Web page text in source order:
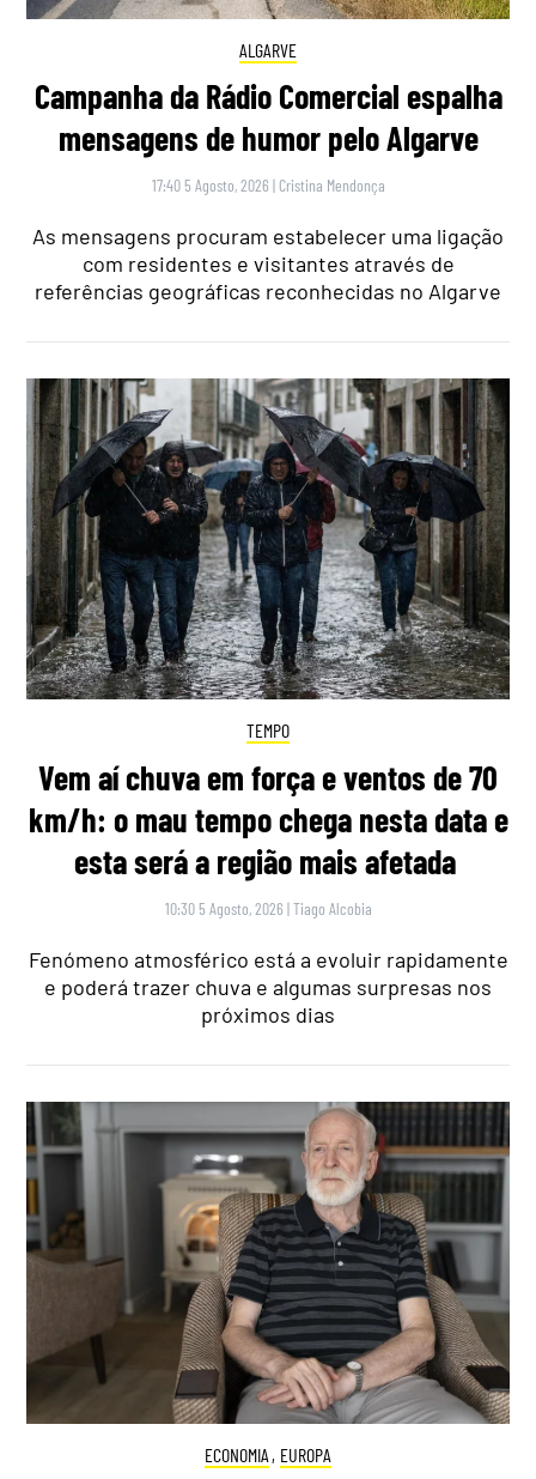
ALGARVE
Campanha da Rádio Comercial espalha
mensagens de humor pelo Algarve
17:40 5 Agosto, 2026 | Cristina Mendonça
As mensagens procuram estabelecer uma ligação
com residentes e visitantes através de
referências geográficas reconhecidas no Algarve
TEMPO
Vem aí chuva em força e ventos de 70
km/h: o mau tempo chega nesta data e
esta será a região mais afetada
10:30 5 Agosto, 2026 |Tiago Alcobia
Fenómeno atmosférico está a evoluir rapidamente
e poderá trazer chuva e algumas surpresas nos
próximos dias
ECONOMIA , EUROPA